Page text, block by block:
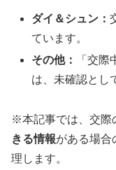
ダイ＆シュン：
ています。
その他：
「交
は、未確認とし
※本記事では、交際
きる情報がある場合
理します。